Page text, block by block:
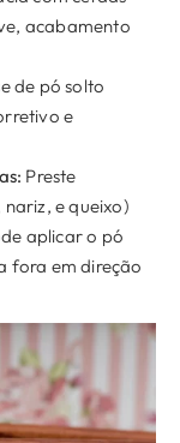
acabamento
de pó solto
e
Preste
e queixo)
aplicar o pó
fora em direção